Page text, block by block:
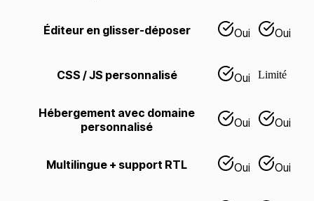
Éditeur en glisser-déposer Oui Oui
CSS / JS personnalisé Oui Limité
Hébergement avec domaine
personnalisé
Oui Oui
Multilingue + support RTL Oui Oui